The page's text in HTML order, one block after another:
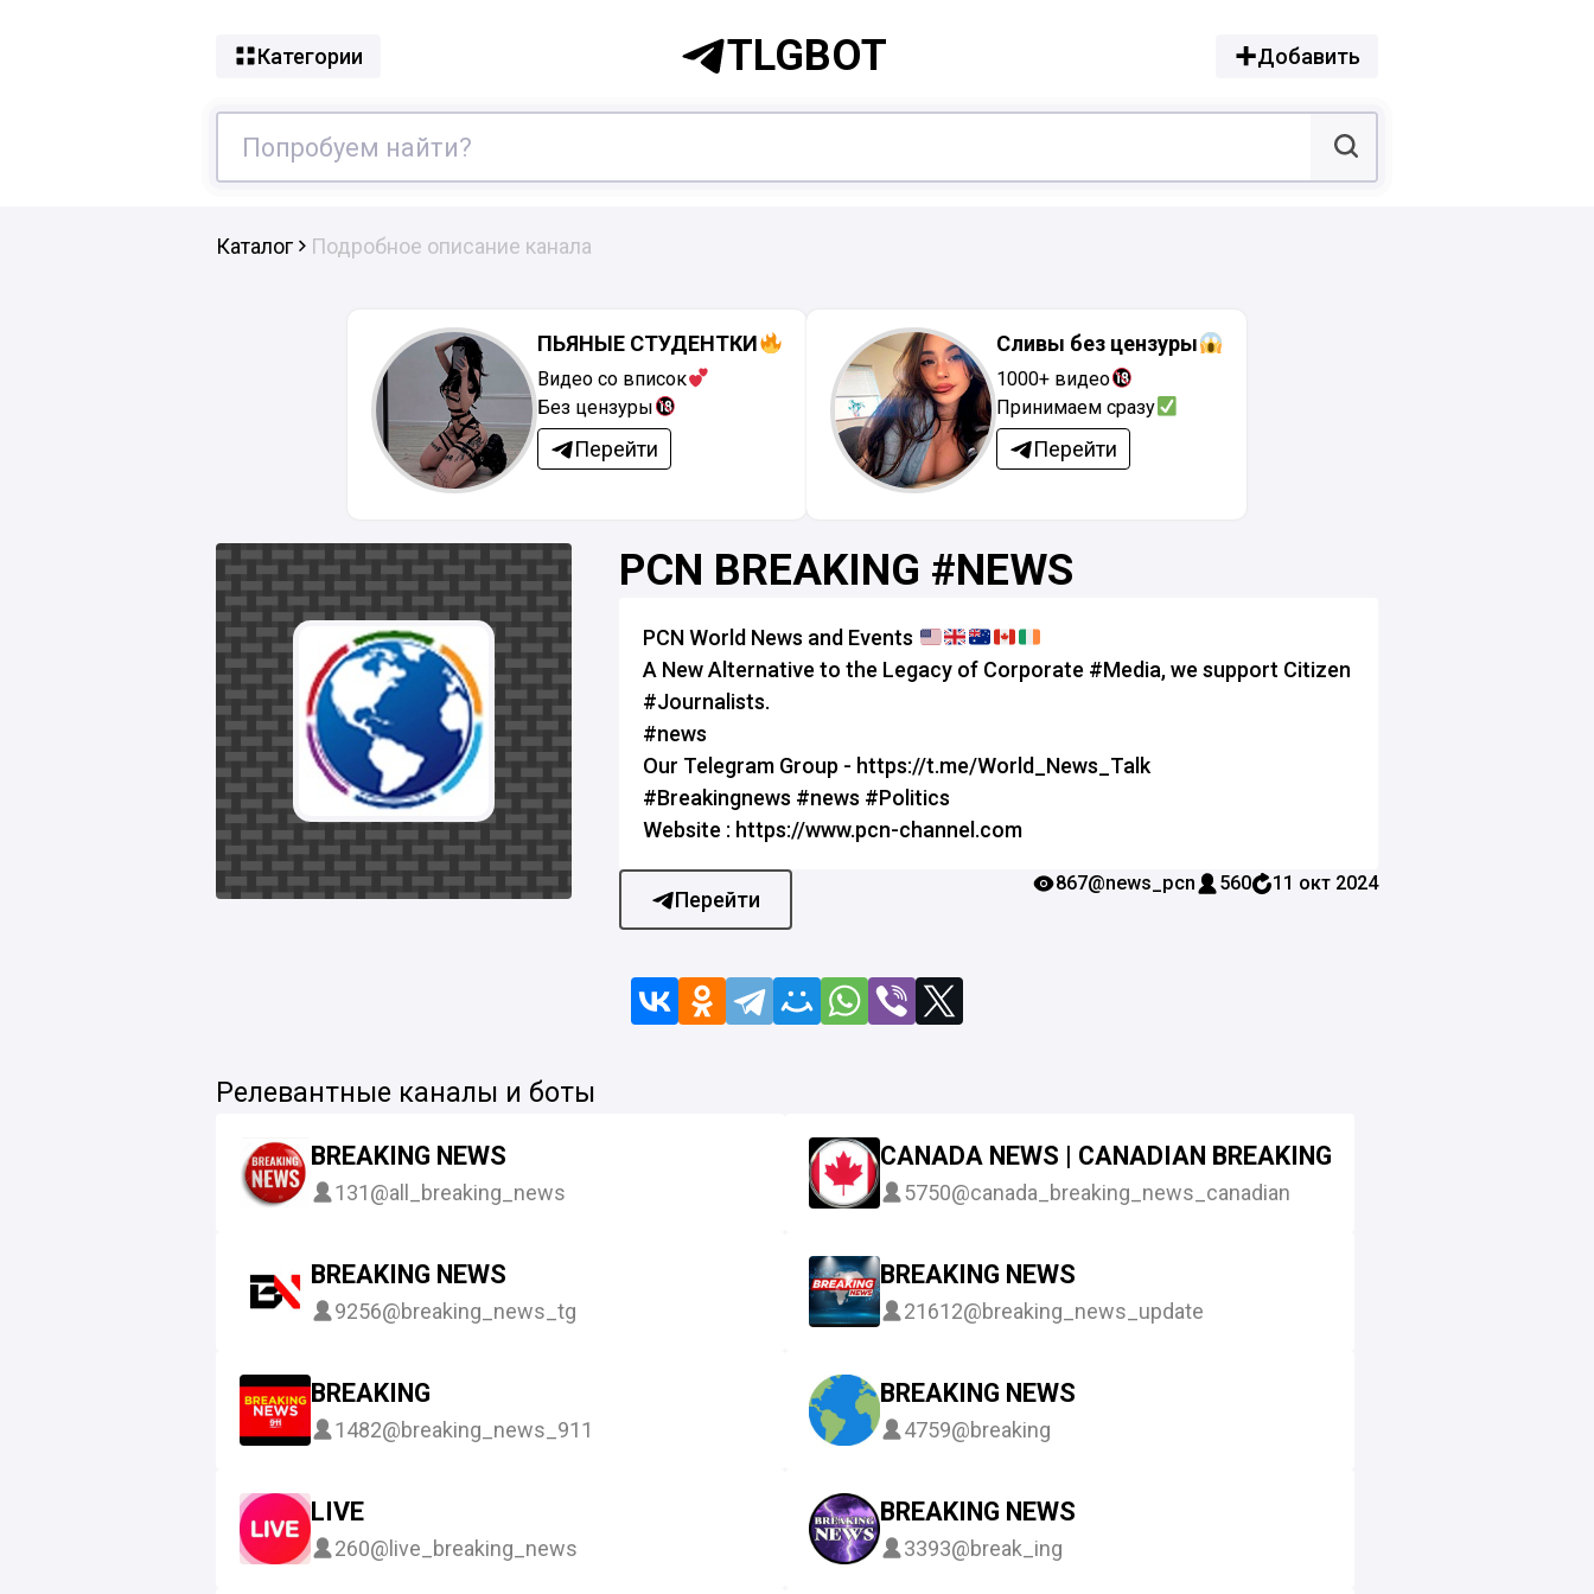
Категории TLGBOT Добавить
Каталог Подробное описание канала
ПЬЯНЫЕ СТУДЕНТКИ
Видео со вписок
Без цензуры
Перейти
Сливы без цензуры
1000+ видео
Принимаем сразу
Перейти
PCN BREAKING #NEWS
PCN World News and Events
A New Alternative to the Legacy of Corporate #Media, we support Citizen
#Journalists.
#news
Our Telegram Group - https://t.me/World_News_Talk
#Breakingnews #news #Politics
Website : https://www.pcn-channel.com
Перейти
867@news_pcn 560 11 окт 2024
Релевантные каналы и боты
BREAKING NEWS
131@all_breaking_news
CANADA NEWS | CANADIAN BREAKING NEWS
5750@canada_breaking_news_canadian
BREAKING NEWS
9256@breaking_news_tg
BREAKING NEWS
21612@breaking_news_update
BREAKING
1482@breaking_news_911
BREAKING NEWS
4759@breaking
LIVE
260@live_breaking_news
BREAKING NEWS
3393@break_ing